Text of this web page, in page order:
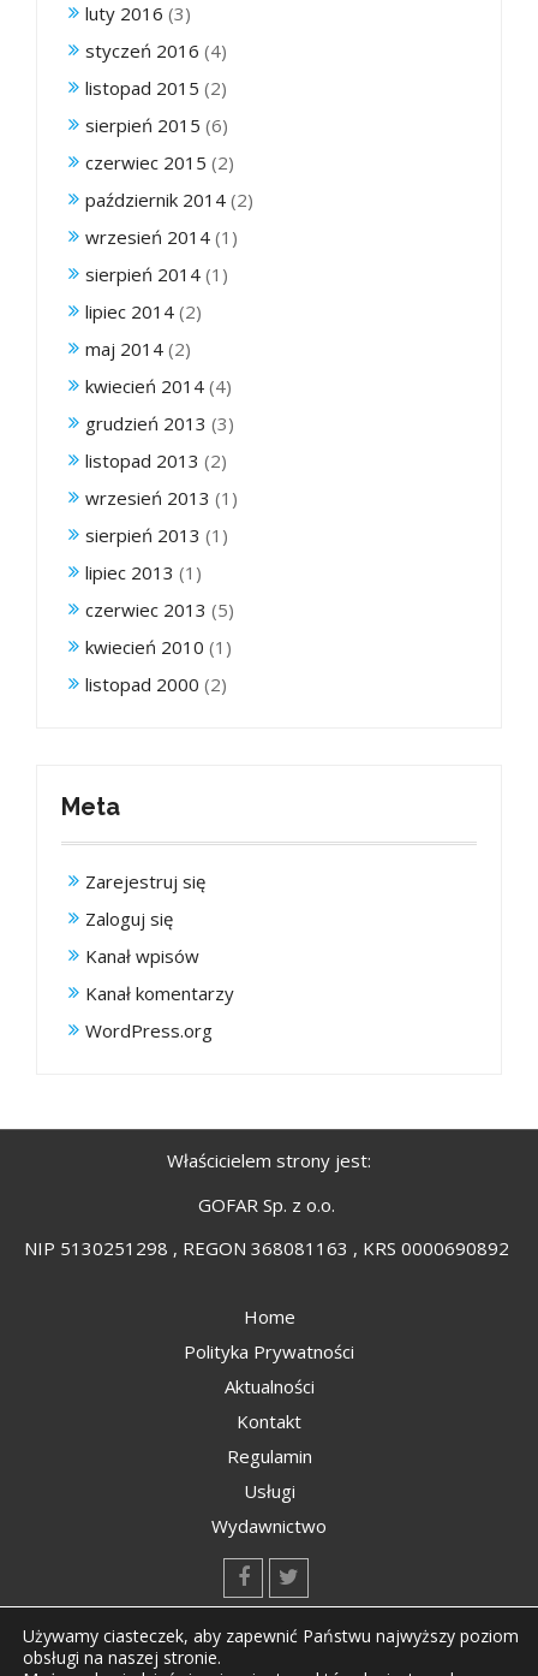
luty 2016 (3)
styczeń 2016 (4)
listopad 2015 (2)
sierpień 2015 (6)
czerwiec 2015 (2)
październik 2014 (2)
wrzesień 2014 (1)
sierpień 2014 (1)
lipiec 2014 (2)
maj 2014 (2)
kwiecień 2014 (4)
grudzień 2013 (3)
listopad 2013 (2)
wrzesień 2013 (1)
sierpień 2013 (1)
lipiec 2013 (1)
czerwiec 2013 (5)
kwiecień 2010 (1)
listopad 2000 (2)
Meta
Zarejestruj się
Zaloguj się
Kanał wpisów
Kanał komentarzy
WordPress.org
Właścicielem strony jest:
GOFAR Sp. z o.o.
NIP 5130251298 , REGON 368081163 , KRS 0000690892
Home
Polityka Prywatności
Aktualności
Kontakt
Regulamin
Usługi
Wydawnictwo
Używamy ciasteczek, aby zapewnić Państwu najwyższy poziom
obsługi na naszej stronie.